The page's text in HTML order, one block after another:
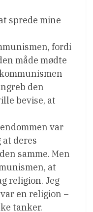
sprede mine
fordi
måde mødte
den
bevise, at
var
deres
samme. Men
at
religion. Jeg
en religion –
tanker.